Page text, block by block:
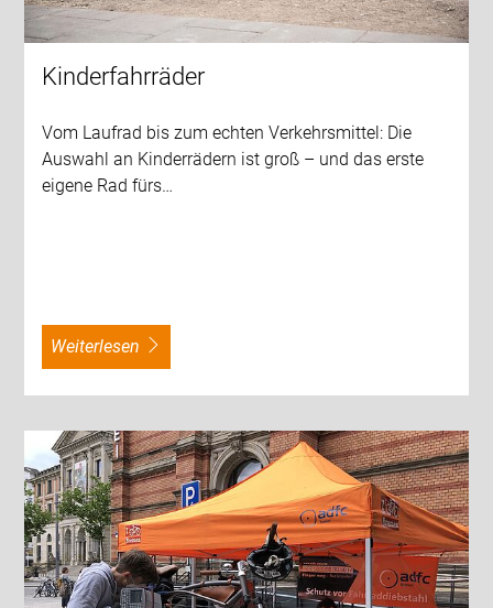
Kinderfahrräder
Vom Laufrad bis zum echten Verkehrsmittel: Die
Auswahl an Kinderrädern ist groß – und das erste
eigene Rad fürs…
weiterlesen